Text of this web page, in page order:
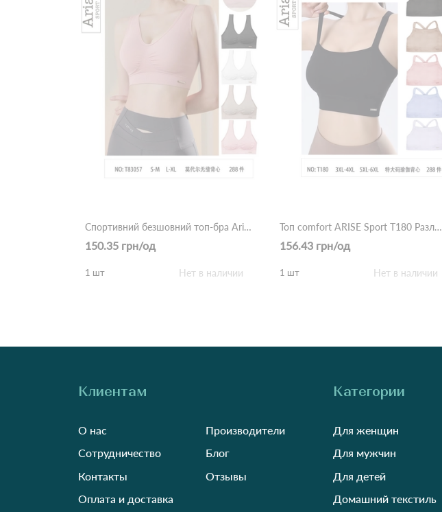
Спортивний безшовний топ-бра Ariae Sport (Опт) 83057 Різні кольори
150.35 грн/од
1 шт Нет в наличии
Топ comfort ARISE Sport T180 Различные цвета
156.43 грн/од
1 шт Нет в наличии
Клиентам
О нас
Сотрудничество
Контакты
Оплата и доставка
Производители
Блог
Отзывы
Категории
Для женщин
Для мужчин
Для детей
Домашний текстиль